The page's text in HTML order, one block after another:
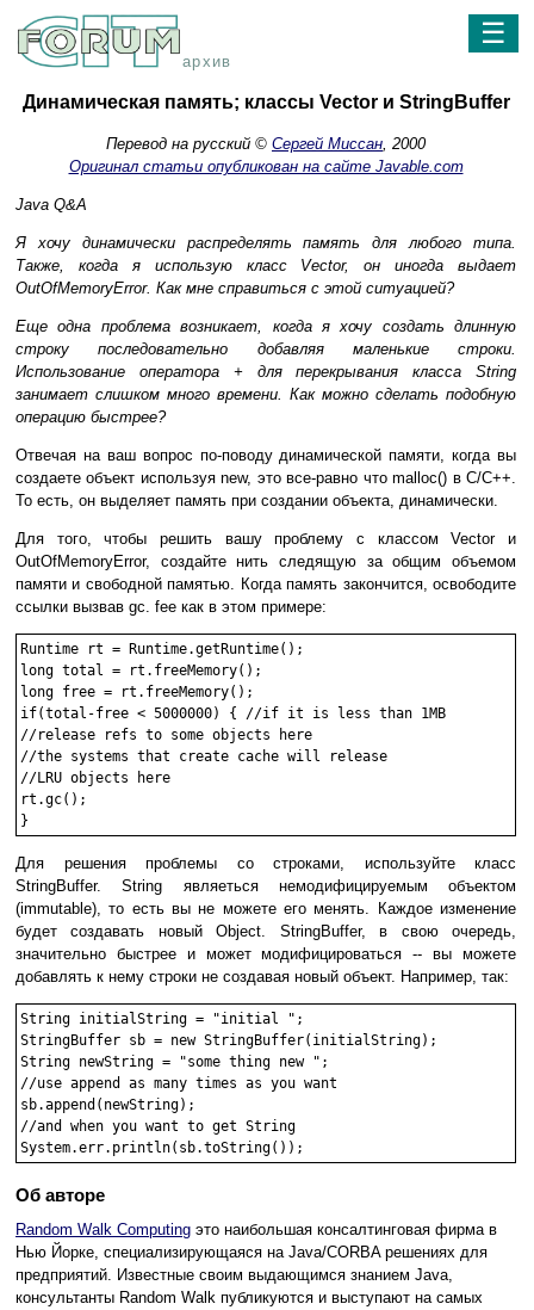
архив
☰
Динамическая память; классы Vector и StringBuffer
Перевод на русский © Сергей Миссан, 2000
Оригинал статьи опубликован на сайте Javable.com
Java Q&A
Я хочу динамически распределять память для любого типа.
Также, когда я использую класс Vector, он иногда выдает
OutOfMemoryError. Как мне справиться с этой ситуацией?
Еще одна проблема возникает, когда я хочу создать длинную
строку последовательно добавляя маленькие строки.
Использование оператора + для перекрывания класса String
занимает слишком много времени. Как можно сделать подобную
операцию быстрее?
Отвечая на ваш вопрос по-поводу динамической памяти, когда вы
создаете объект используя new, это все-равно что malloc() в C/C++.
То есть, он выделяет память при создании объекта, динамически.
Для того, чтобы решить вашу проблему с классом Vector и
OutOfMemoryError, создайте нить следящую за общим объемом
памяти и свободной памятью. Когда память закончится, освободите
ссылки вызвав gc. fee как в этом примере:
Runtime rt = Runtime.getRuntime();
long total = rt.freeMemory();
long free = rt.freeMemory();
if(total-free < 5000000) { //if it is less than 1MB
//release refs to some objects here
//the systems that create cache will release
//LRU objects here
rt.gc();
Для решения проблемы со строками, используйте класс
StringBuffer. String являеться немодифицируемым объектом
(immutable), то есть вы не можете его менять. Каждое изменение
будет создавать новый Object. StringBuffer, в свою очередь,
значительно быстрее и может модифицироваться -- вы можете
добавлять к нему строки не создавая новый объект. Например, так:
String initialString = "initial ";
StringBuffer sb = new StringBuffer(initialString);
String newString = "some thing new ";
//use append as many times as you want
sb.append(newString);
//and when you want to get String
Об авторе
Random Walk Computing это наибольшая консалтинговая фирма в
Нью Йорке, специализирующаяся на Java/CORBA решениях для
предприятий. Известные своим выдающимся знанием Java,
консультанты Random Walk публикуются и выступают на самых